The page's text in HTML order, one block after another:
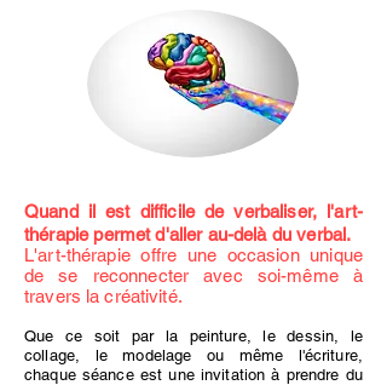
Quand il est difficile de verbaliser, l'art-
thérapie permet d'aller au-delà du verbal.
L'art-thérapie offre une occasion unique
de se reconnecter avec soi-même à
travers la créativité.
Que ce soit par la peinture, le dessin, le
collage, le modelage ou même l'écriture,
chaque séance est une invitation à prendre du